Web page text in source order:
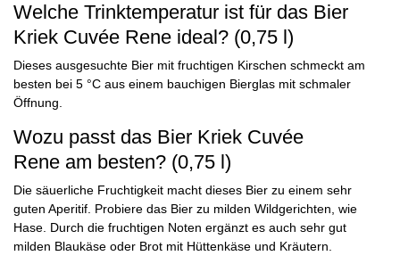
Welche Trinktemperatur ist für das Bier
Kriek Cuvée Rene ideal? (0,75 l)
Dieses ausgesuchte Bier mit fruchtigen Kirschen schmeckt am
besten bei 5 °C aus einem bauchigen Bierglas mit schmaler
Öffnung.
Wozu passt das Bier Kriek Cuvée
Rene am besten? (0,75 l)
Die säuerliche Fruchtigkeit macht dieses Bier zu einem sehr
guten Aperitif. Probiere das Bier zu milden Wildgerichten, wie
Hase. Durch die fruchtigen Noten ergänzt es auch sehr gut
milden Blaukäse oder Brot mit Hüttenkäse und Kräutern.